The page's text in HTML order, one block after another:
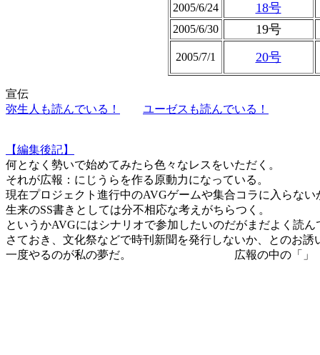
2005/6/24 18号
2005/6/30 19号
2005/7/1 20号
宣伝
弥生人も読んでいる！
ユーゼスも読んでいる！
【編集後記】
何となく勢いで始めてみたら色々なレスをいただく。
それが広報：にじうらを作る原動力になっている。
現在プロジェクト進行中のAVGゲームや集合コラに入らない
生来のSS書きとしては分不相応な考えがちらつく。
というかAVGにはシナリオで参加したいのだがまだよく読ん
さておき、文化祭などで時刊新聞を発行しないか、とのお誘
一度やるのが私の夢だ。 広報の中の「」